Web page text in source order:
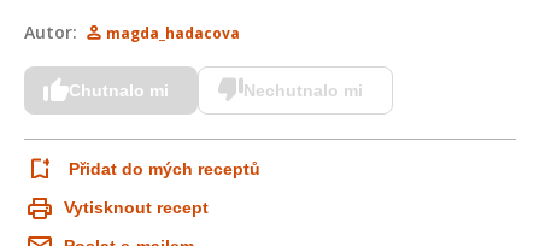
Autor: magda_hadacova
Chutnalo mi Nechutnalo mi
Přidat do mých receptů
Vytisknout recept